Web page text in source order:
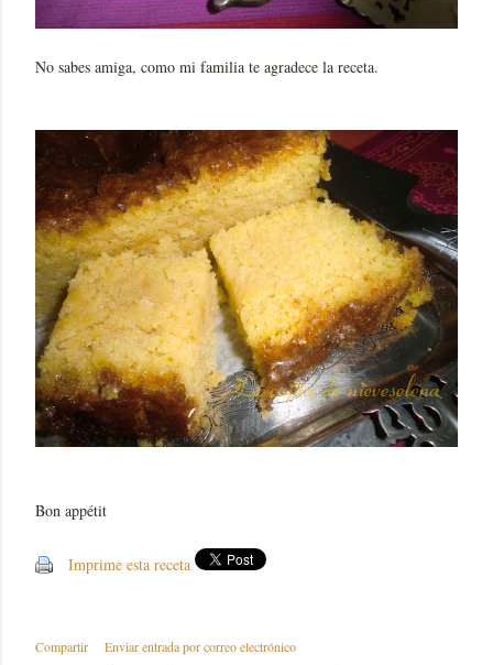
No sabes amiga, como mi familia te agradece la receta.
Bon appétit
Imprime esta receta
Compartir
Enviar entrada por correo electrónico